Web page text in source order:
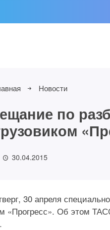
Новости
по
30.04.2015
30 апреля
«Прогресс». Об этом